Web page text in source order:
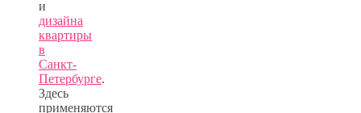
и
дизайна
квартиры
в
Санкт-
Петербурге.
Здесь
применяются